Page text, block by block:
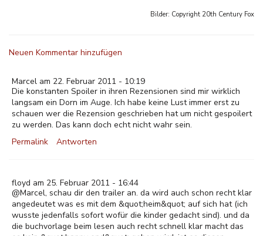
Bilder: Copyright 20th Century Fox
Neuen Kommentar hinzufügen
Marcel am 22. Februar 2011 - 10:19
Die konstanten Spoiler in ihren Rezensionen sind mir wirklich
langsam ein Dorn im Auge. Ich habe keine Lust immer erst zu
schauen wer die Rezension geschrieben hat um nicht gespoilert
zu werden. Das kann doch echt nicht wahr sein.
Permalink
Antworten
floyd am 25. Februar 2011 - 16:44
@Marcel, schau dir den trailer an. da wird auch schon recht klar
angedeutet was es mit dem &quot;heim&quot; auf sich hat (ich
wusste jedenfalls sofort wofür die kinder gedacht sind). und da
die buchvorlage beim lesen auch recht schnell klar macht das